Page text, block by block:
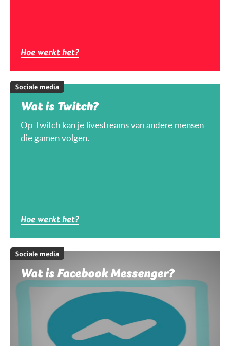
Hoe werkt het?
Sociale media
Wat is Twitch?
Op Twitch kan je livestreams van andere mensen
die gamen volgen.
Hoe werkt het?
Sociale media
Wat is Facebook Messenger?